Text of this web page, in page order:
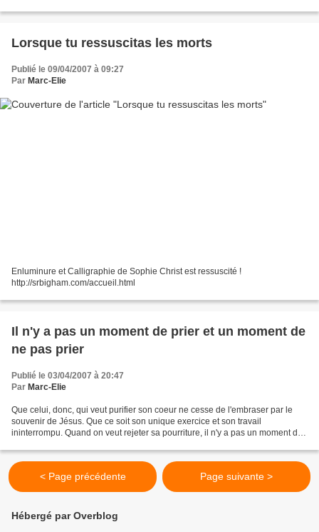
Lorsque tu ressuscitas les morts
Publié le 09/04/2007 à 09:27
Par Marc-Elie
Enluminure et Calligraphie de Sophie Christ est ressuscité !
http://srbigham.com/accueil.html
Il n'y a pas un moment de prier et un moment de
ne pas prier
Publié le 03/04/2007 à 20:47
Par Marc-Elie
Que celui, donc, qui veut purifier son coeur ne cesse de l'embraser par le
souvenir de Jésus. Que ce soit son unique exercice et son travail
ininterrompu. Quand on veut rejeter sa pourriture, il n'y a pas un moment de
< Page précédente Page suivante >
Hébergé par Overblog